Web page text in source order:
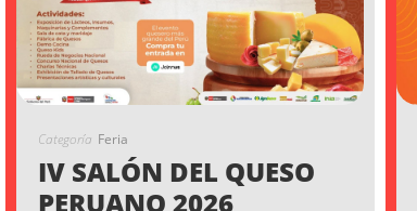
Categoría Feria
IV SALÓN DEL QUESO
PERUANO 2026